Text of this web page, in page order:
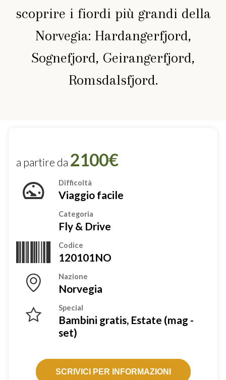
scoprire i fiordi più grandi della
Norvegia: Hardangerfjord,
Sognefjord, Geirangerfjord,
Romsdalsfjord.
a partire da 2100€
Difficoltà
Viaggio facile
Categoria
Fly & Drive
Codice
120101NO
Nazione
Norvegia
Special
Bambini gratis, Estate (mag -
set)
SCRIVICI PER INFORMAZIONI